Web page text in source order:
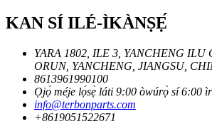
KAN SÍ ILÉ-ÌKÀNṢẸ́
YARA 1802, ILE 3, YANCHENG ILU
ORUN, YANCHENG, JIANGSU,
8613961990100
Ọjọ́ méje lọ́sẹ̀ láti 9:00 òwúrọ̀ sí 6:00
info@terbonparts.com
+8619051522671